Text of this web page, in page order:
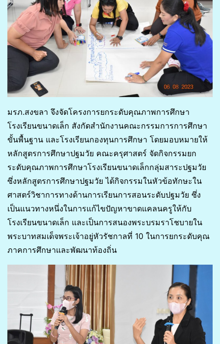
มรภ.สงขลา จึงจัดโครงการยกระดับคุณภาพการศึกษา
โรงเรียนขนาดเล็ก สังกัดสำนักงานคณะกรรมการการศึกษา
ขั้นพื้นฐาน และโรงเรียนกองทุนการศึกษา โดยมอบหมายให้
หลักสูตรการศึกษาปฐมวัย คณะครุศาสตร์ จัดกิจกรรมยก
ระดับคุณภาพการศึกษาโรงเรียนขนาดเล็กกลุ่มสาระปฐมวัย
ซึ่งหลักสูตรการศึกษาปฐมวัย ได้กิจกรรมในหัวข้อทักษะใน
ศาสตร์วิชาการทางด้านการเรียนการสอนระดับปฐมวัย ซึ่ง
เป็นแนวทางหนึ่งในการแก้ไขปัญหาขาดแคลนครูให้กับ
โรงเรียนขนาดเล็ก และเป็นการสนองพระบรมราโชบายใน
พระบาทสมเด็จพระเจ้าอยู่หัวรัชกาลที่ 10 ในการยกระดับคุณ
ภาคการศึกษาและพัฒนาท้องถิ่น